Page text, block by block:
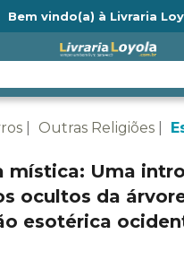
Bem vindo(a) à Livraria
Outras Religiões
mística: Uma
ocultos da
esotérica